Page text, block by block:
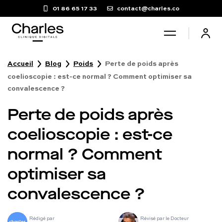
01 86 65 17 33 contact@charles.co
Santé sexuelle
Troubles du sommeil
Fertilité masculine
Chute de cheveux
Accueil Blog Poids
Perte de poids après
coelioscopie : est-ce normal ? Comment optimiser sa
convalescence ?
Perte de poids après
coelioscopie : est-ce
normal ? Comment
optimiser sa
convalescence ?
Rédigé par
Révisé par le Docteur